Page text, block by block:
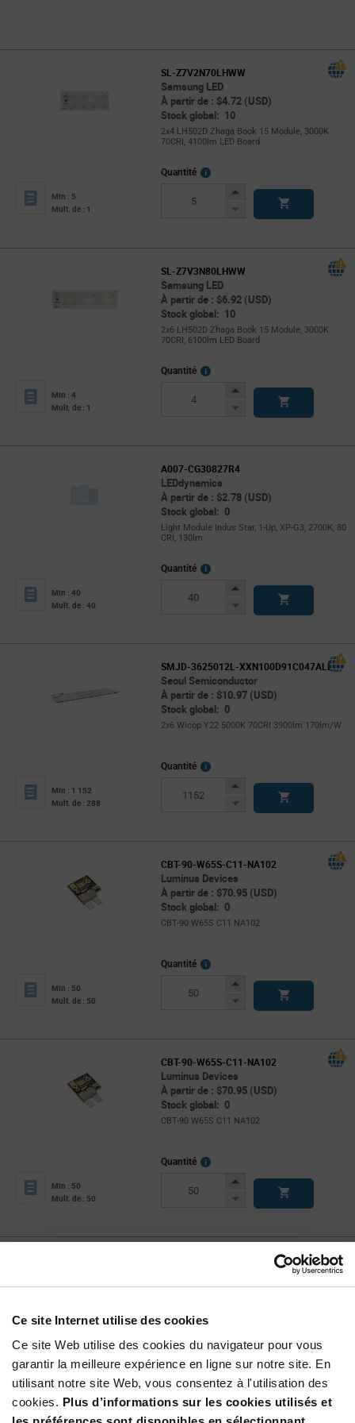
Ce site Internet utilise des cookies
Ce site Web utilise des cookies du navigateur pour vous
garantir la meilleure expérience en ligne sur notre site. En
utilisant notre site Web, vous consentez à l'utilisation des
cookies. Plus d’informations sur les cookies utilisés et
SL-Z7V2N70LHWW
Samsung LED
À partir de : $4.72 (USD)
Stock global: 10
2x4 LH502D Zhaga Book 15 Module, 3000K
70CRI, 4100lm LED Board
Min : 5
Mult. de : 1
Quantité
More
Increase
Decrease
SL-Z7V3N80LHWW
Samsung LED
À partir de : $6.92 (USD)
Stock global: 10
2x6 LH502D Zhaga Book 15 Module, 3000K
70CRI, 6100lm LED Board
Min : 4
Mult. de : 1
Quantité
More
Increase
Decrease
A007-CG30827R4
LEDdynamics
À partir de : $2.78 (USD)
Stock global: 0
Light Module Indus Star, 1-Up, XP-G3, 2700K, 80
CRI, 130lm
Min : 40
Mult. de : 40
Quantité
More
Increase
Decrease
SMJD-3625012L-XXN100D91C047ALL
Seoul Semiconductor
À partir de : $10.97 (USD)
Stock global: 0
2x6 Wicop Y22 5000K 70CRI 3900lm 170lm/W
Min : 1 152
Mult. de : 288
Quantité
More
Increase
Decrease
CBT-90-W65S-C11-NA102
Luminus Devices
À partir de : $70.95 (USD)
Stock global: 0
CBT-90 W65S C11 NA102
Min : 50
Mult. de : 50
Quantité
More
Increase
Decrease
CBT-90-W65S-C11-NA102
Luminus Devices
À partir de : $70.95 (USD)
Stock global: 0
CBT-90 W65S C11 NA102
Min : 50
Mult. de : 50
Quantité
More
Increase
Decrease
À partir de : $131.94 (USD)
CFT-90-WDH Series min SB Flux 2990 lm C2 CRI
Min : 50
Mult. de : 50
Quantité
More
Info
Increase
Button
Decrease